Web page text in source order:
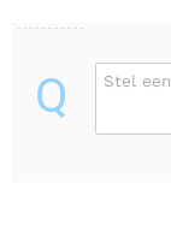
Q Stel